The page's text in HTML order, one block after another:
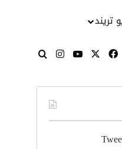
تريند
فيسبوك
‫X
‫YouTube
انستقرامبحث عن